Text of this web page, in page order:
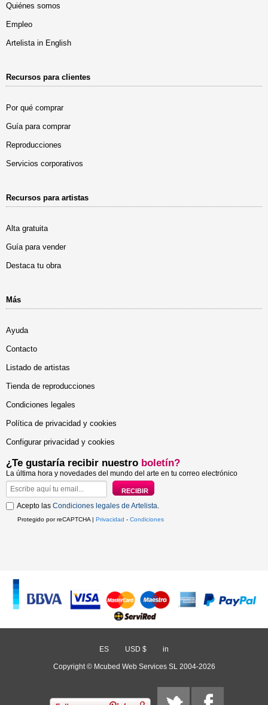
Quiénes somos
Empleo
Artelista in English
Recursos para clientes
Por qué comprar
Guía para comprar
Reproducciones
Servicios corporativos
Recursos para artistas
Alta gratuita
Guía para vender
Destaca tu obra
Más
Ayuda
Contacto
Listado de artistas
Tienda de reproducciones
Condiciones legales
Política de privacidad y cookies
Configurar privacidad y cookies
¿Te gustaría recibir nuestro boletín?
La última hora y novedades del mundo del arte en tu correo electrónico
Acepto las Condiciones legales de Artelista.
Protegido por reCAPTCHA | Privacidad - Condiciones
ES USD $ in
Copyright © Mcubed Web Services SL 2004-2026